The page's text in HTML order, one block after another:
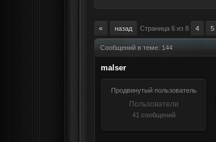
« назад Страница 6 из 8 4 5
Сообщений в теме: 144
malser
Продвинутый пользователь
Пользователи
41 сообщений